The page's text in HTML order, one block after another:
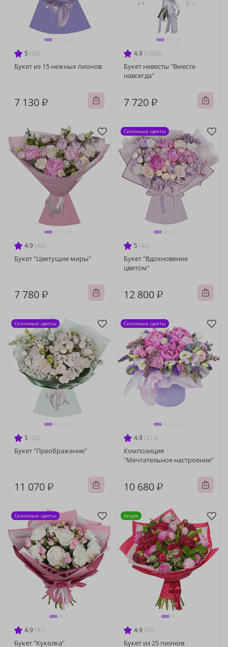
5 (80)
Букет из 15 нежных пионов
7 130 ₽
4.9 (1682)
Букет невесты "Вместе
навсегда"
7 720 ₽
4.9 (48)
Букет "Цветущие миры"
7 780 ₽
5 (42)
Букет "Вдохновение
цветом"
12 800 ₽
Сезонные цветы
5 (33)
Букет "Преображение"
11 070 ₽
Сезонные цветы
4.9 (215)
Композиция
"Мечтательное настроение"
10 680 ₽
Сезонные цветы
4.9 (91)
Букет "Куколка"
Сезонные цветы
4.9 (59)
Букет из 25 пионов
Акция